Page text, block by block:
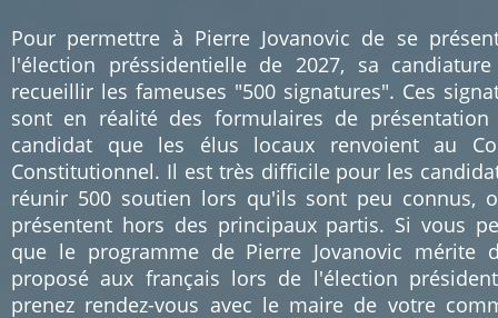
Pour permettre à Pierre Jovanovic de se
l'élection préssidentielle de 2027, sa
recueillir les fameuses "500 signatures". Ces
sont en réalité des formulaires de présentation
candidat que les élus locaux renvoient au
Constitutionnel. Il est très difficile pour les
réunir 500 soutien lors qu'ils sont peu connus,
présentent hors des principaux partis. Si vous
que le programme de Pierre Jovanovic mérite
proposé aux français lors de l'élection
prenez rendez-vous avec le maire de votre